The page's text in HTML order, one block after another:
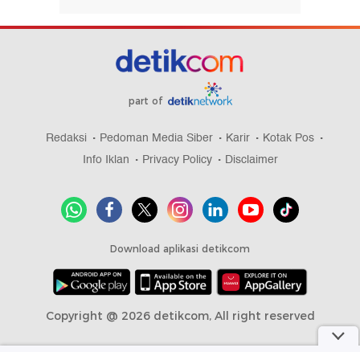
part of
Redaksi Pedoman Media Siber Karir
Kotak Pos
Info Iklan
Privacy Policy Disclaimer
Download aplikasi detikcom
Copyright @ 2026 detikcom, All right reserved